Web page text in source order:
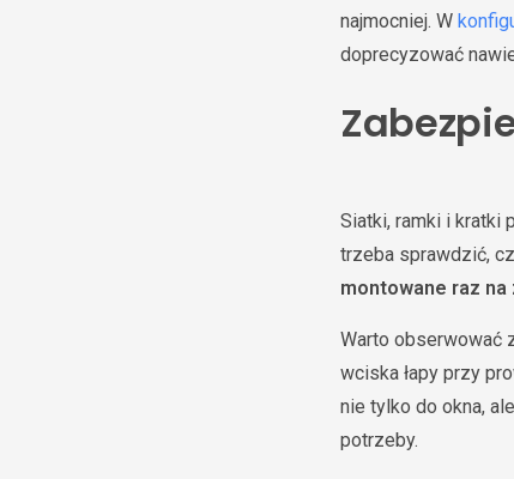
najmocniej. W
doprecyzować
Siatki, ramki i kratki
trzeba sprawdzić,
montowane raz na
Warto obserwować
wciska łapy przy
nie tylko do okna,
potrzeby.